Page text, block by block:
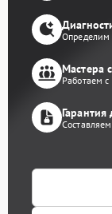
Определим
Мастера
Работаем